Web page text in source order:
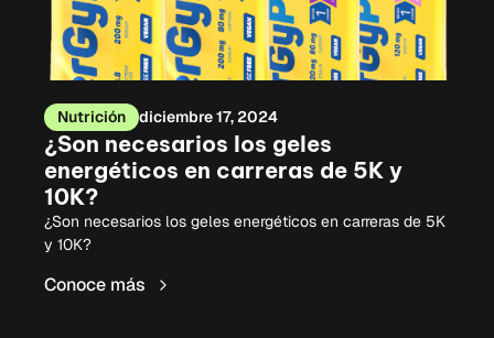
Nutrición diciembre 17, 2024
¿Son necesarios los geles
energéticos en carreras de 5K y
10K?
¿Son necesarios los geles energéticos en carreras de 5K
y 10K?
Conoce más